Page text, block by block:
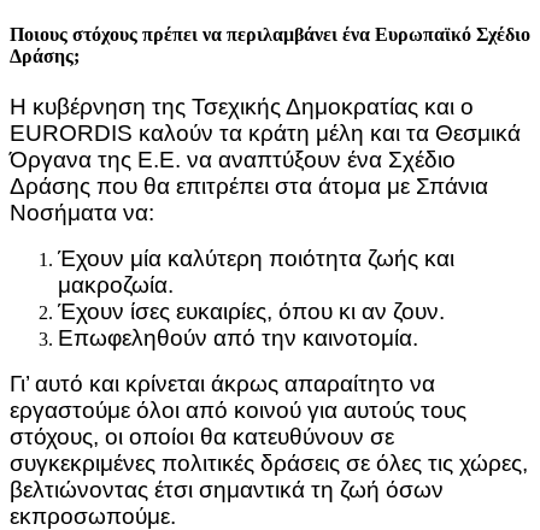
Ποιους στόχους πρέπει να περιλαμβάνει ένα Ευρωπαϊκό Σχέδιο
Δράσης;
Η κυβέρνηση της Τσεχικής Δημοκρατίας και ο
EURORDIS καλούν τα κράτη μέλη και τα Θεσμικά
Όργανα της Ε.Ε. να αναπτύξουν ένα Σχέδιο
Δράσης που θα επιτρέπει στα άτομα με Σπάνια
Νοσήματα να:
Έχουν μία καλύτερη ποιότητα ζωής και
μακροζωία.
Έχουν ίσες ευκαιρίες, όπου κι αν ζουν.
Επωφεληθούν από την καινοτομία.
Γι’ αυτό και κρίνεται άκρως απαραίτητο να
εργαστούμε όλοι από κοινού για αυτούς τους
στόχους, οι οποίοι θα κατευθύνουν σε
συγκεκριμένες πολιτικές δράσεις σε όλες τις χώρες,
βελτιώνοντας έτσι σημαντικά τη ζωή όσων
εκπροσωπούμε.